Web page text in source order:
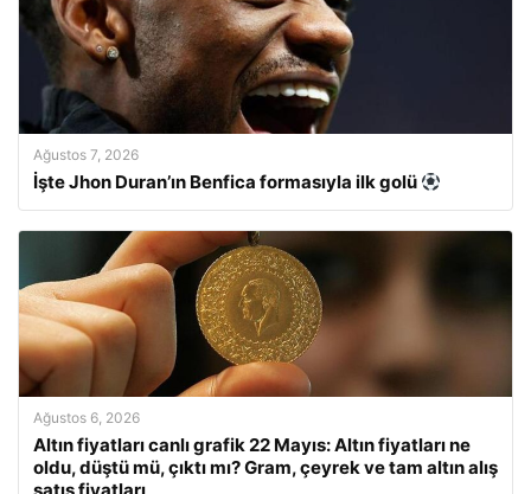
Ağustos 7, 2026
İşte Jhon Duran’ın Benfica formasıyla ilk golü
Ağustos 6, 2026
Altın fiyatları canlı grafik 22 Mayıs: Altın fiyatları ne
oldu, düştü mü, çıktı mı? Gram, çeyrek ve tam altın alış